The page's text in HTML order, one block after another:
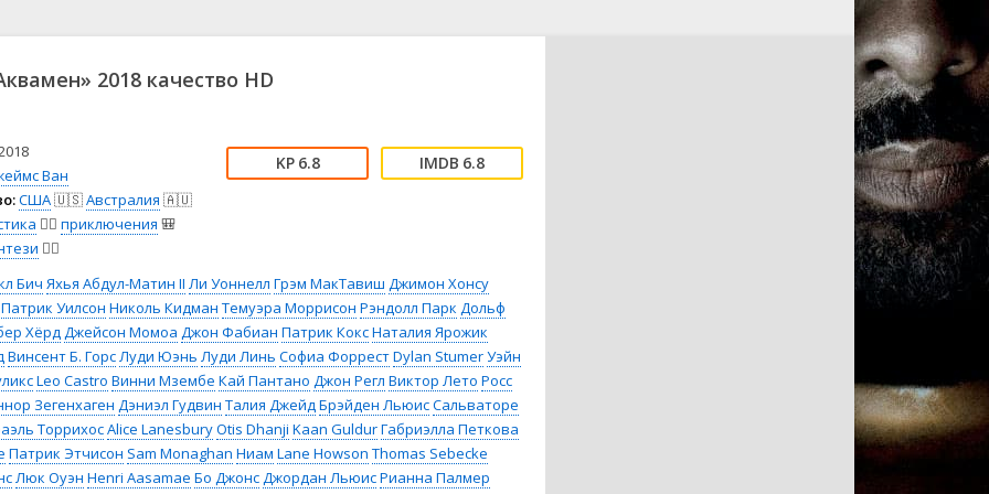
👨‍💼 Новости
тв
😱 Ужасы
🤠 Фильм-нуар
🧝‍♂️ Фэнтези
2018 качество HD
Ван
США🇺🇸Австралия 🇦🇺
🧙‍♀️ приключения 🎒
🧝‍♂️
6.8 6.8
Бич Яхья Абдул-Матин II Ли Уоннелл Грэм МакТавиш Джимон Хонсу
Патрик Уилсон Николь Кидман Темуэра Моррисон Рэндолл Парк Дольф
ХёрдДжейсон Момоа Джон Фабиан Патрик КоксНаталия Ярожик
Винсент Б. ГорсЛуди Юэнь Луди Линь Софиа ФоррестDylan StumerУэйн
Leo Castro Винни Мзембе Кай Пантано Джон Регл Виктор Лето Росс
Зегенхаген Дэниэл Гудвин Талия ДжейдБрэйден ЛьюисСальваторе
ТоррихосAlice LanesburyOtis Dhanji Kaan GuldurГабриэлла Петкова
Патрик Этчисон Sam Monaghan Ниам Lane Howson Thomas Sebecke
Люк Оуэн Henri Aasamae Бо ДжонсДжордан ЛьюисРианна Палмер